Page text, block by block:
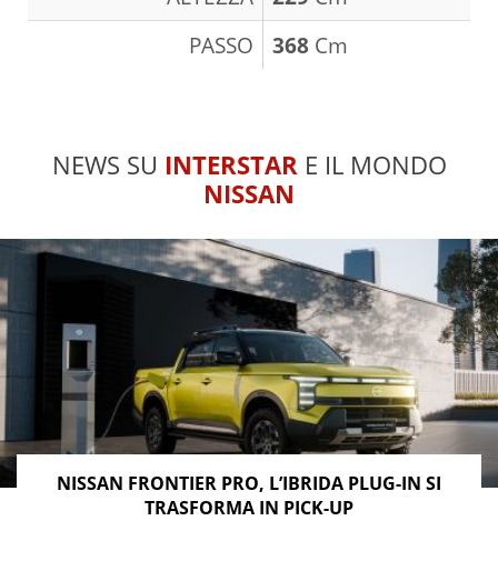
PASSO
368 Cm
NEWS SU INTERSTARE IL MONDO
NISSAN
NISSAN FRONTIER PRO, L’IBRIDA PLUG-IN SI
TRASFORMA IN PICK-UP